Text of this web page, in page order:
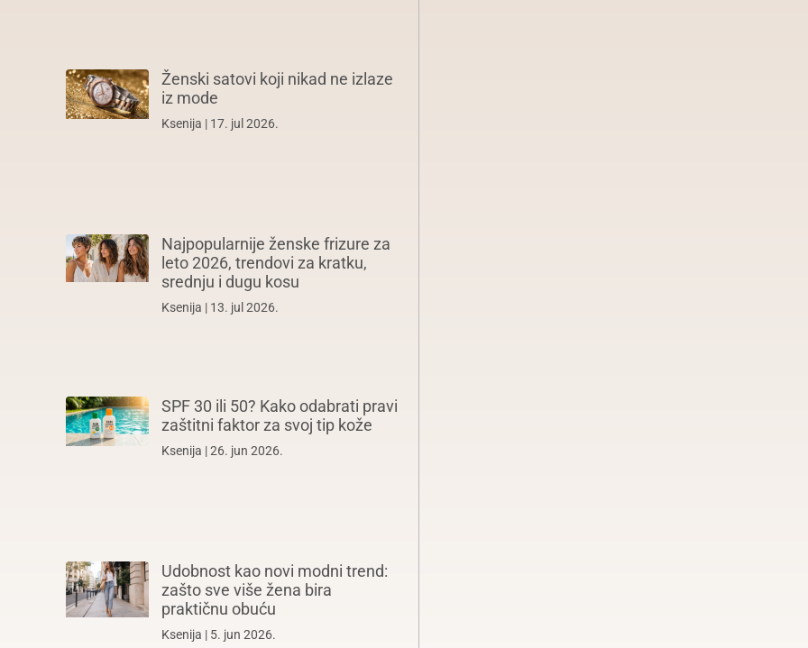
Ženski satovi koji nikad ne izlaze
iz mode
Ksenija 17. jul 2026.
Najpopularnije ženske frizure za
leto 2026, trendovi za kratku,
srednju i dugu kosu
Ksenija 13. jul 2026.
SPF 30 ili 50? Kako odabrati pravi
zaštitni faktor za svoj tip kože
Ksenija 26. jun 2026.
Udobnost kao novi modni trend:
zašto sve više žena bira
praktičnu obuću
Ksenija 5. jun 2026.